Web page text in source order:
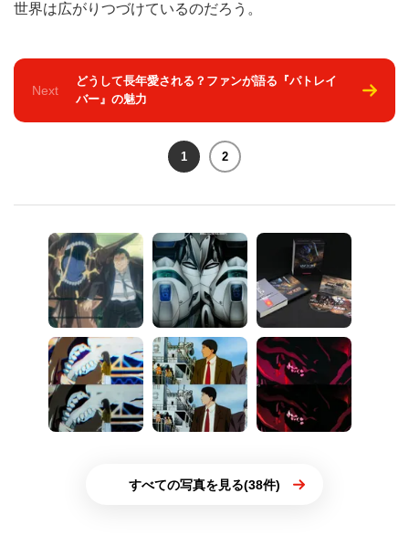
世界は広がりつづけているのだろう。
Next
どうして長年愛される？ファンが語る『パトレイ
バー』の魅力
1 2
すべての写真を見る(38件)